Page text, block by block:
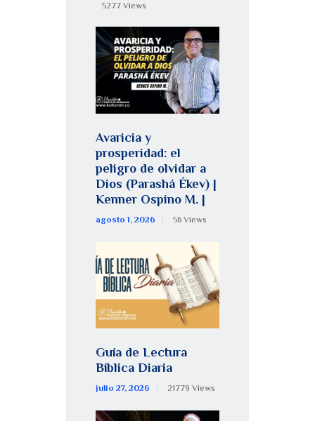
5277 Views
Avaricia y
prosperidad: el
peligro de olvidar a
Dios (Parashá Ékev) |
Kenner Ospino M. |
agosto 1, 2026 56 Views
Guía de Lectura
Bíblica Diaria
julio 27, 2026 21779 Views